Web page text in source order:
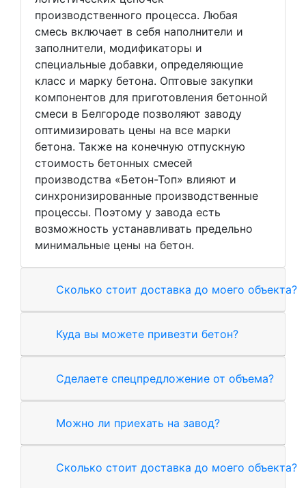
производственного процесса. Любая
смесь включает в себя наполнители и
заполнители, модификаторы и
специальные добавки, определяющие
класс и марку бетона. Оптовые закупки
компонентов для приготовления бетонной
смеси в Белгороде позволяют заводу
оптимизировать цены на все марки
бетона. Также на конечную отпускную
стоимость бетонных смесей
производства «Бетон-Топ» влияют и
синхронизированные производственные
процессы. Поэтому у завода есть
возможность устанавливать предельно
минимальные цены на бетон.
Сколько стоит доставка до моего объекта?
Куда вы можете привезти бетон?
Сделаете спецпредложение от объема?
Можно ли приехать на завод?
Сколько стоит доставка до моего объекта?